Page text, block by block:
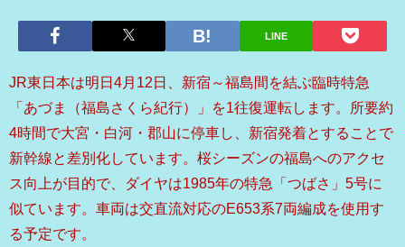
LINE
JR東日本は明日4月12日、新宿～福島間を結ぶ臨時特急
「あづま（福島さくら紀行）」を1往復運転します。所要約
4時間で大宮・白河・郡山に停車し、新宿発着とすることで
新幹線と差別化しています。桜シーズンの福島へのアクセ
ス向上が目的で、ダイヤは1985年の特急「つばさ」5号に
似ています。車両は交直流対応のE653系7両編成を使用す
る予定です。